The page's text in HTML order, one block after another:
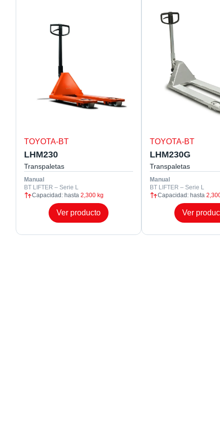
TOYOTA-BT
LHM230
Transpaletas
Manual
BT LIFTER – Serie L
Capacidad: hasta 2,300 kg
Ver producto
TOYOTA-BT
LHM230G
Transpaletas
Manual
BT LIFTER – Serie L
Capacidad: hasta
Ver